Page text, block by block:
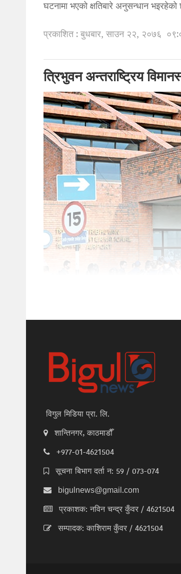
घटनामा भएको क्षतिबारे अनुसन्धान
प्रकाशित : बुधबार, साउन २२, २०७६
त्रिभुवन अन्तराष्ट्रिय
विगुल मिडिया प्रा. लि.
शान्तिनगर, काठमाडौँ
+977-01-4621504
सूचना बिभाग दर्ता न: 59 / 073-074
bigulnews@gmail.com
प्रकाशक: नविन चन्द्र कुँवर / 4621504
सम्पादक: काशिराम कुँवर / 4621504